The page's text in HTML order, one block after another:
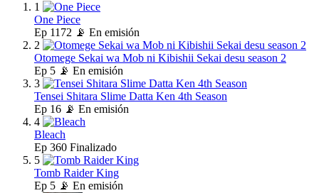
1
One Piece
Ep 1172 📡 En emisión
2
Otomege Sekai wa Mob ni Kibishii Sekai desu season 2
Ep 5 📡 En emisión
3
Tensei Shitara Slime Datta Ken 4th Season
Ep 16 📡 En emisión
4
Bleach
Ep 360 Finalizado
5
Tomb Raider King
Ep 5 📡 En emisión